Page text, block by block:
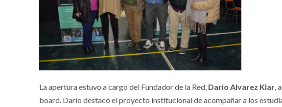
La apertura estuvo a cargo del Fundador de la Red, Dario Alvarez Klar,
board. Darío destacó el proyecto institucional de acompañar a los